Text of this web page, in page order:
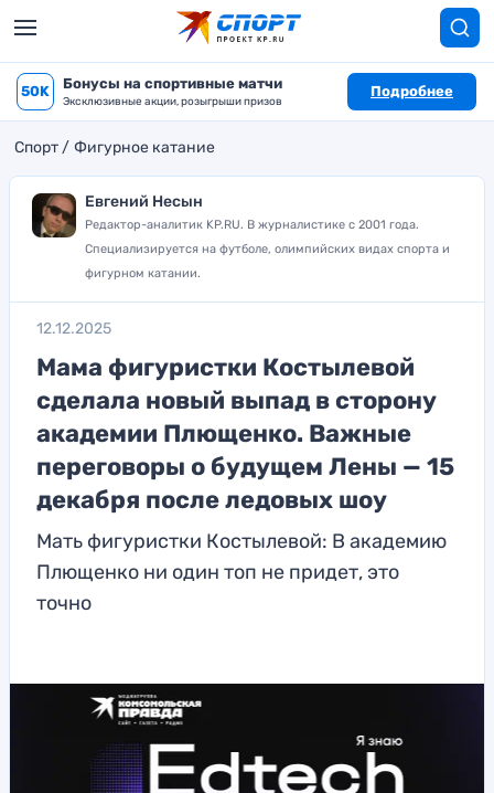
50K Бонусы на спортивные матчи
Эксклюзивные акции, розыгрыши призов
Подробнее
Спорт Фигурное катание
Евгений Несын
Редактор-аналитик KP.RU. В журналистике с 2001 года.
Специализируется на футболе, олимпийских видах спорта и
фигурном катании.
12.12.2025
Мама фигуристки Костылевой
сделала новый выпад в сторону
академии Плющенко. Важные
переговоры о будущем Лены — 15
декабря после ледовых шоу
Мать фигуристки Костылевой: В академию
Плющенко ни один топ не придет, это
точно